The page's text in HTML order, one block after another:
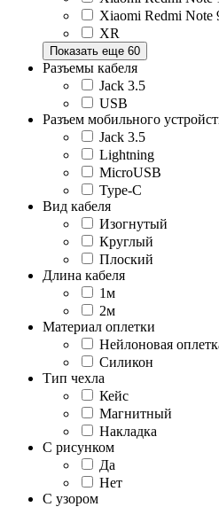
Xiaomi Redmi Note
XR
Показать еще 60
Разъемы кабеля
Jack 3.5
USB
Разъем мобильного
Jack 3.5
Lightning
MicroUSB
Type-C
Вид кабеля
Изогнутый
Круглый
Плоский
Длина кабеля
1м
2м
Материал оплетки
Нейлоновая
Силикон
Тип чехла
Кейс
Магнитный
Накладка
С рисунком
Да
Нет
С узором